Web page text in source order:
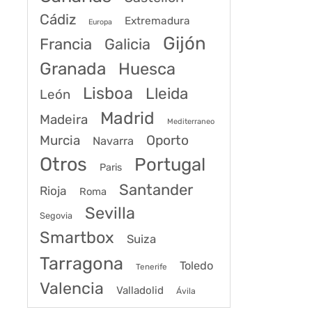
Cádiz
Europa Extremadura
Francia Galicia Gijón
Granada Huesca
León Lisboa Lleida
Madeira Madrid Mediterraneo
Murcia Navarra Oporto
Otros Paris Portugal
Rioja Roma Santander
Segovia
Sevilla
Smartbox
Suiza
Tarragona Tenerife Toledo
Valencia Valladolid Ávila